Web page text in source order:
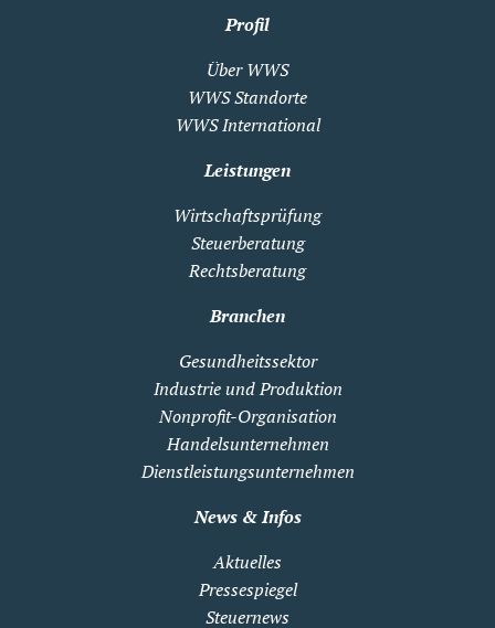
Profil
Über WWS
WWS Standorte
WWS International
Leistungen
Wirtschaftsprüfung
Steuerberatung
Rechtsberatung
Branchen
Gesundheitssektor
Industrie und Produktion
Nonprofit-Organisation
Handelsunternehmen
Dienstleistungsunternehmen
News & Infos
Aktuelles
Pressespiegel
Steuernews